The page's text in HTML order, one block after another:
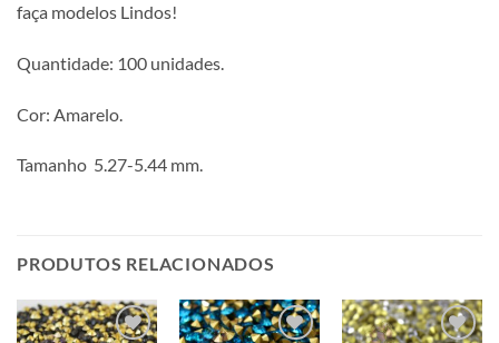
faça modelos Lindos!
Quantidade: 100 unidades.
Cor: Amarelo.
Tamanho 5.27-5.44 mm.
PRODUTOS RELACIONADOS